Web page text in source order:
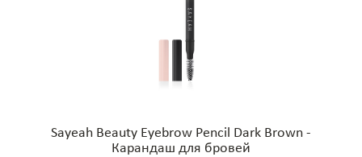
Sayeah Beauty Eyebrow Pencil Dark Brown -
Карандаш для бровей